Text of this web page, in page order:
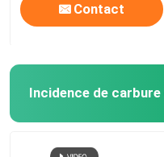
Contact
Incidence de